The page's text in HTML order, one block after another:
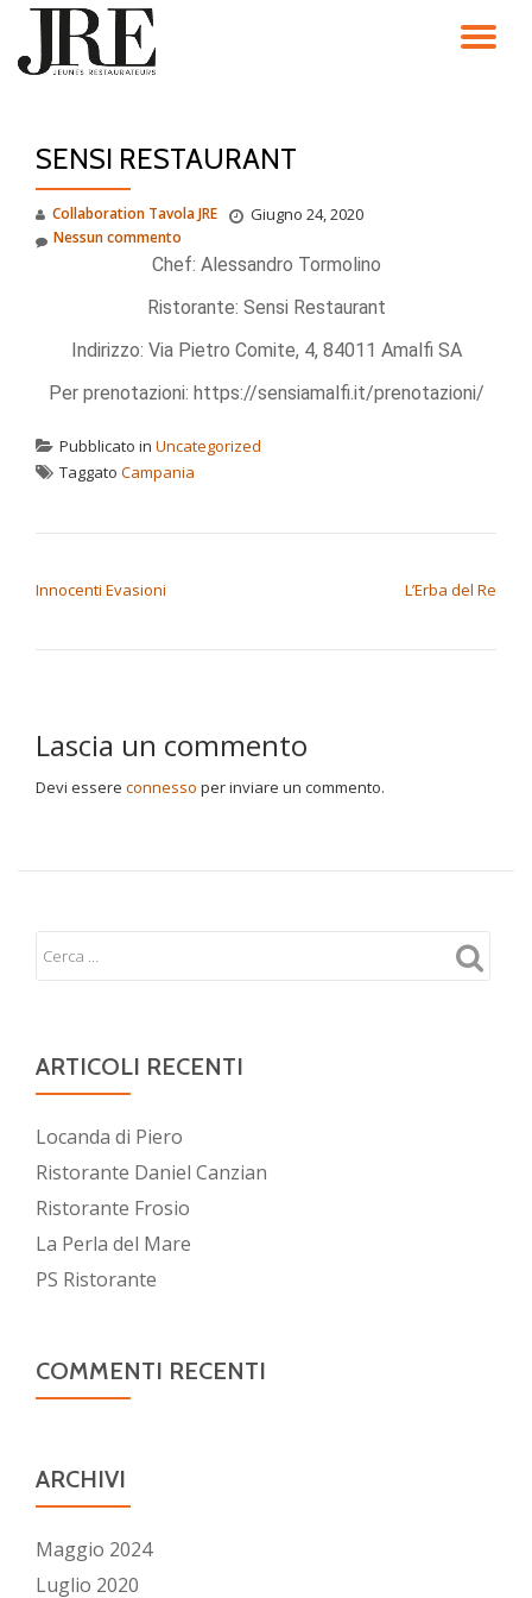
Passa
SENSI RESTAURANT
Collaboration Tavola JRE Giugno 24, 2020
Nessun commento
Chef: Alessandro Tormolino
Ristorante: Sensi Restaurant
Indirizzo: Via Pietro Comite, 4, 84011 Amalfi SA
Per prenotazioni: https://sensiamalfi.it/prenotazioni/
Pubblicato in Uncategorized
Taggato Campania
Innocenti Evasioni L’Erba del Re
Lascia un commento
Devi essere connesso per inviare un commento.
ARTICOLI RECENTI
Locanda di Piero
Ristorante Daniel Canzian
Ristorante Frosio
La Perla del Mare
PS Ristorante
COMMENTI RECENTI
ARCHIVI
Maggio 2024
Luglio 2020